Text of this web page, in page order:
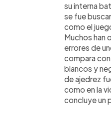
su interna
se fue
como el
Muchos han
errores de
compara
blancos y
de ajedrez
como en la
concluye un